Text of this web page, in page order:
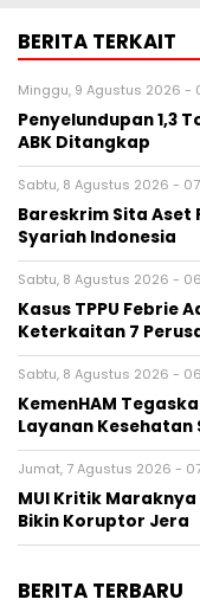
BERITA TERKAIT
Minggu, 9 Agustus 2026 -
Penyelundupan 1,3
ABK Ditangkap
Sabtu, 8 Agustus 2026 -
Bareskrim Sita Aset
Syariah Indonesia
Sabtu, 8 Agustus 2026 -
Kasus TPPU Febrie
Keterkaitan 7
Sabtu, 8 Agustus 2026 -
KemenHAM
Layanan Kesehatan
Jumat, 7 Agustus 2026 -
MUI Kritik
Bikin Koruptor Jera
BERITA TERBARU